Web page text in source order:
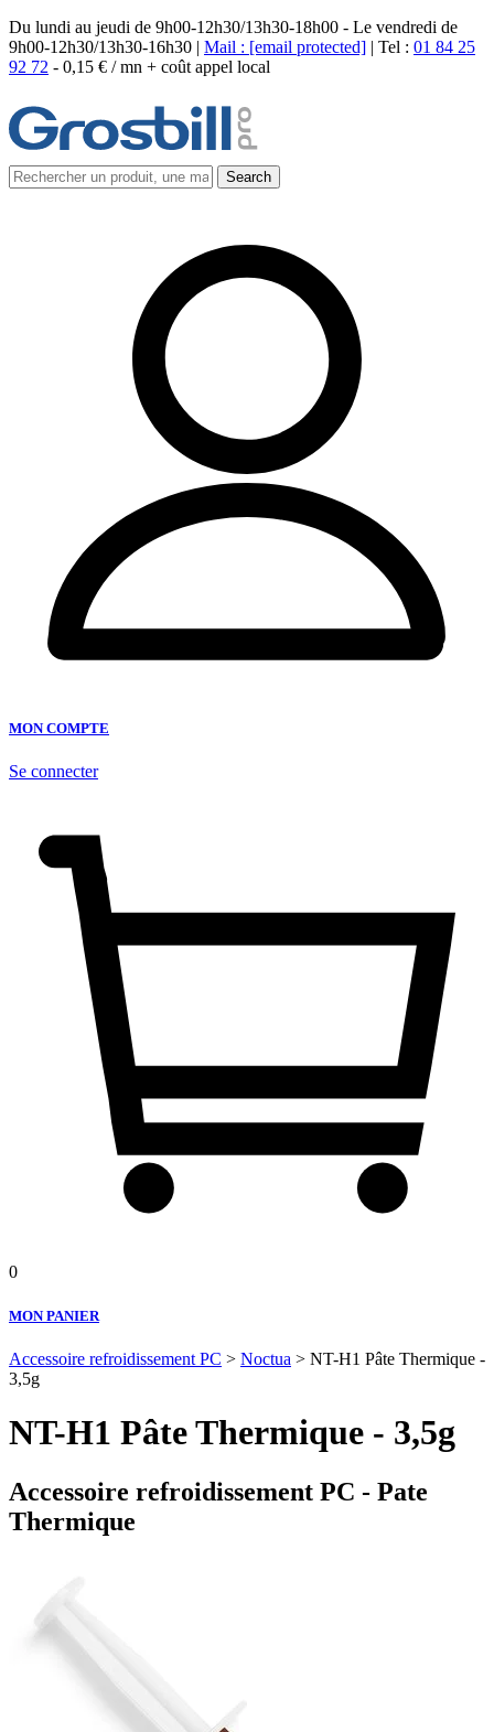
Du lundi au jeudi de 9h00-12h30/13h30-18h00 - Le vendredi de
9h00-12h30/13h30-16h30 | Mail : [email protected] | Tel : 01 84 25
92 72 - 0,15 € / mn + coût appel local
MON COMPTE
Se connecter
0
MON PANIER
Accessoire refroidissement PC > Noctua > NT-H1 Pâte Thermique -
3,5g
NT-H1 Pâte Thermique - 3,5g
Accessoire refroidissement PC - Pate
Thermique